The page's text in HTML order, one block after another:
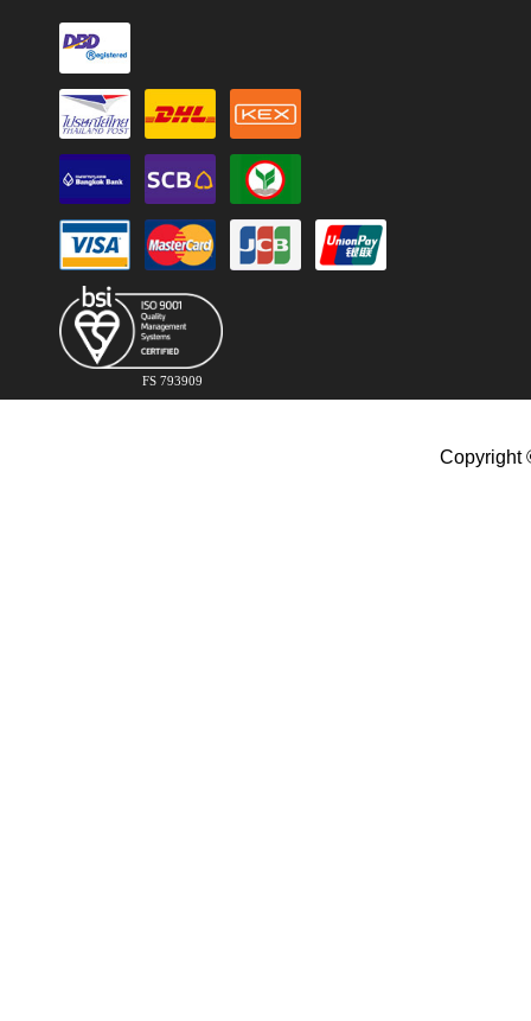
FS 793909
Copyright